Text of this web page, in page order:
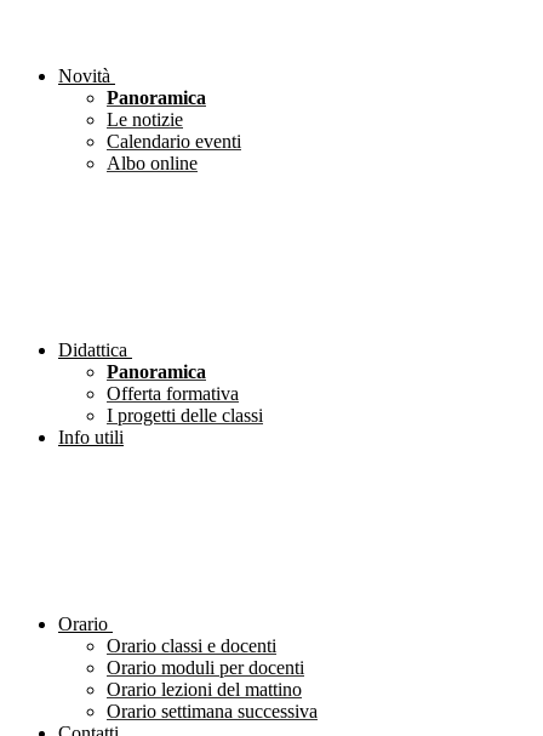
Novità
Panoramica
Le notizie
Calendario eventi
Albo online
Didattica
Panoramica
Offerta formativa
I progetti delle classi
Info utili
Orario
Orario classi e docenti
Orario moduli per docenti
Orario lezioni del mattino
Orario settimana successiva